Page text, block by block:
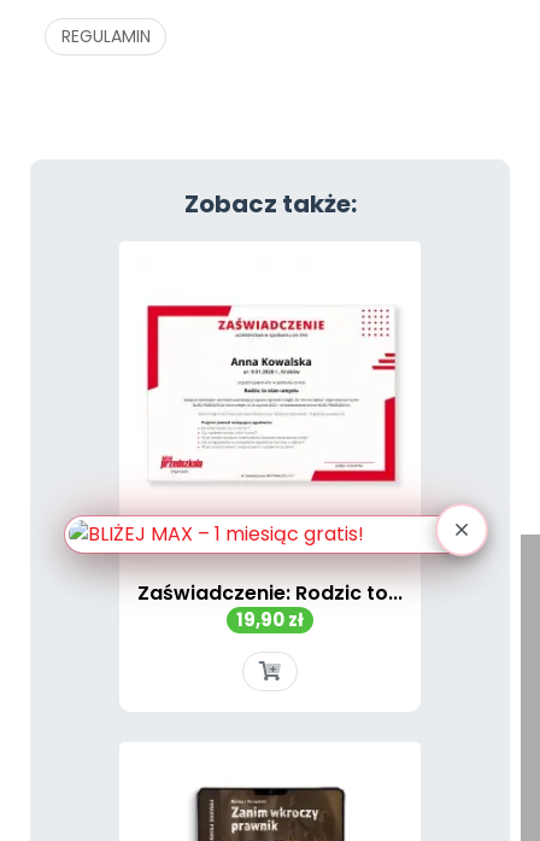
REGULAMIN
Zobacz także:
Zaświadczenie: Rodzic to...
Cena
19,90 zł